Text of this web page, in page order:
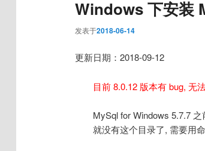
Windows 下安装
发表于2018-06-14
更新日期：2018-09-12
目前 8.0.12 版本有 bug, 无
MySql for Windows 5.7.7
就没有这个目录了, 需要用